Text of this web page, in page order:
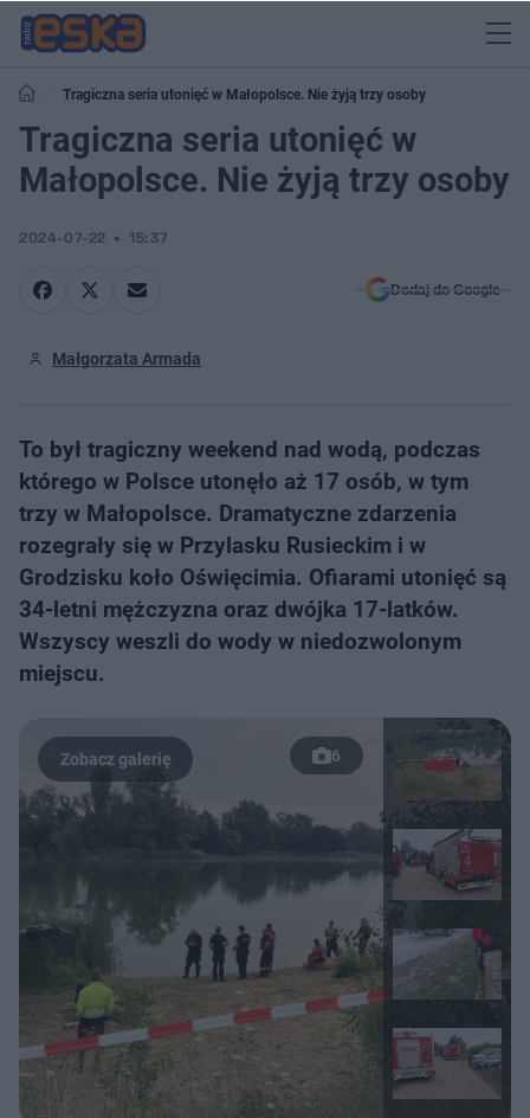
Tragiczna seria utonięć w Małopolsce. Nie żyją trzy osoby
Tragiczna seria utonięć w
Małopolsce. Nie żyją trzy osoby
2024-07-22 15:37
Dodaj do Google
Małgorzata Armada
To był tragiczny weekend nad wodą, podczas
którego w Polsce utonęło aż 17 osób, w tym
trzy w Małopolsce. Dramatyczne zdarzenia
rozegrały się w Przylasku Rusieckim i w
Grodzisku koło Oświęcimia. Ofiarami utonięć są
34-letni mężczyzna oraz dwójka 17-latków.
Wszyscy weszli do wody w niedozwolonym
miejscu.
6